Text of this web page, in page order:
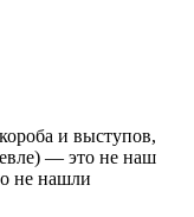
и выступов,
— это не наш
не нашли